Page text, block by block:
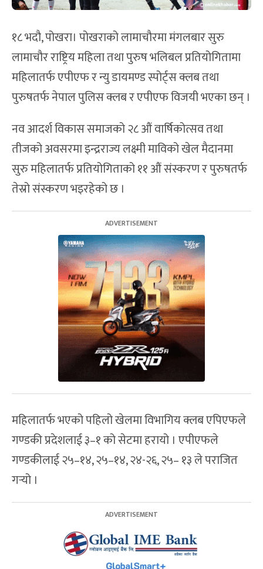
१८ भदौ, पोखरा। पोखराको लामाचौरमा मंगलबार सुरु
लामाचौर राष्ट्रिय महिला तथा पुरुष भलिबल प्रतियोगितामा
महिलातर्फ एपीएफ र न्यु डायमण्ड स्पोर्ट्स क्लब तथा
पुरुषतर्फ नेपाल पुलिस क्लब र एपीएफ विजयी भएका छन् ।
नव आदर्श विकास समाजको २८ औं वार्षिकोत्सव तथा
तीजको अवसरमा इन्द्रराज्य लक्ष्मी माविको खेल मैदानमा
सुरु महिलातर्फ प्रतियोगिताको ११ औं संस्करण र पुरुषतर्फ
तेस्रो संस्करण भइरहेको छ ।
महिलातर्फ भएको पहिलो खेलमा विभागिय क्लब एपिएफले
गण्डकी प्रदेशलाई ३–१ को सेटमा हरायो । एपीएफले
गण्डकीलाई २५–१४, २५–१४, २४-२६, २५– १३ ले पराजित
गर्‍यो ।